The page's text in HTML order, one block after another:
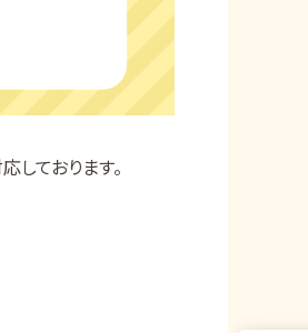
ております。